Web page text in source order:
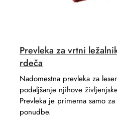
Prevleka za vrtni
rdeča
Nadomestna prevleka za
podaljšanje njihove
Prevleka je primerna samo
ponudbe.